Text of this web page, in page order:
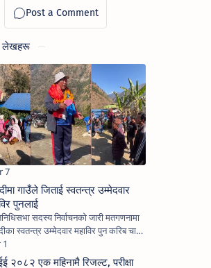
लेखहरू
गाउँले जिताई स्वतन्त्र उम्मेदवार
पुनलाई
सदस्य निर्वाचनको जारी मतगणनामा
स्वतन्त्र उम्मेदवार महाविर पुन करिब चार
मत गणना बाँकी हुँदा १२ हजार ६०० भन्दा बढी
२०८२ एक महिनामै रिजल्ट, परीक्षा